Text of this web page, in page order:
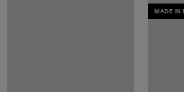
MADE IN